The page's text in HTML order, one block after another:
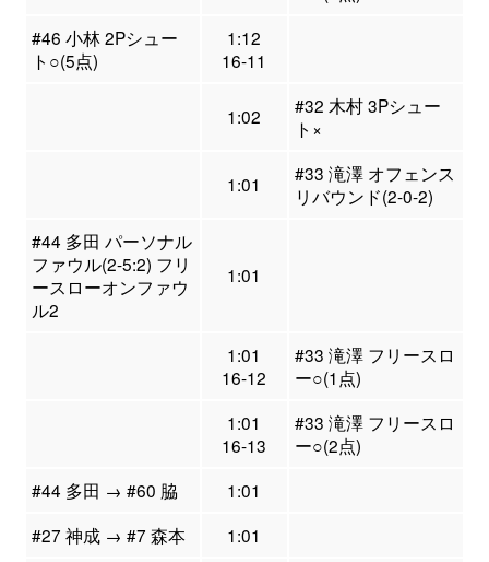
#46 小林 2Pシュー
ト○(5点)
1:12
16-11
1:02
#32 木村 3Pシュー
ト×
1:01
#33 滝澤 オフェンス
リバウンド(2-0-2)
#44 多田 パーソナル
ファウル(2-5:2) フリ
ースローオンファウ
ル2
1:01
1:01
16-12
#33 滝澤 フリースロ
ー○(1点)
1:01
16-13
#33 滝澤 フリースロ
ー○(2点)
#44 多田 → #60 脇
1:01
#27 神成 → #7 森本
1:01